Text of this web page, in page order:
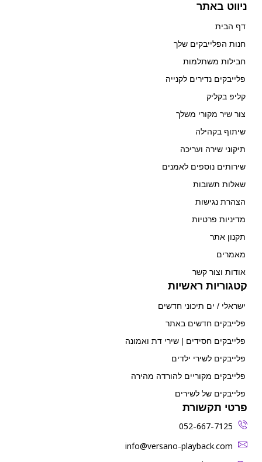
ניווט באתר
דף הבית
חנות הפלייבקים שלך
חבילות משתלמות
פלייבקים נדירים לקנייה
קליפ בקליק
צור שיר מקורי משלך
שיתוף בקהילה
תיקוני שירה ועריכה
שירותים נוספים לאמנים
שאלות תשובות
הצהרת נגישות
מדיניות פרטיות
תקנון אתר
מאמרים
אודות וצור קשר
קטגוריות ראשיות
ישראלי / ים תיכוני חדשים
פלייבקים חדשים באתר
פלייבקים חסידים | שירי דת ואמונה
פלייבקים לשירי ילדים
פלייבקים מקוריים להורדה מהירה
פלייבקים של לשירים
פרטי תקשורת
052-667-7125
‫info@versano-playback.com‬